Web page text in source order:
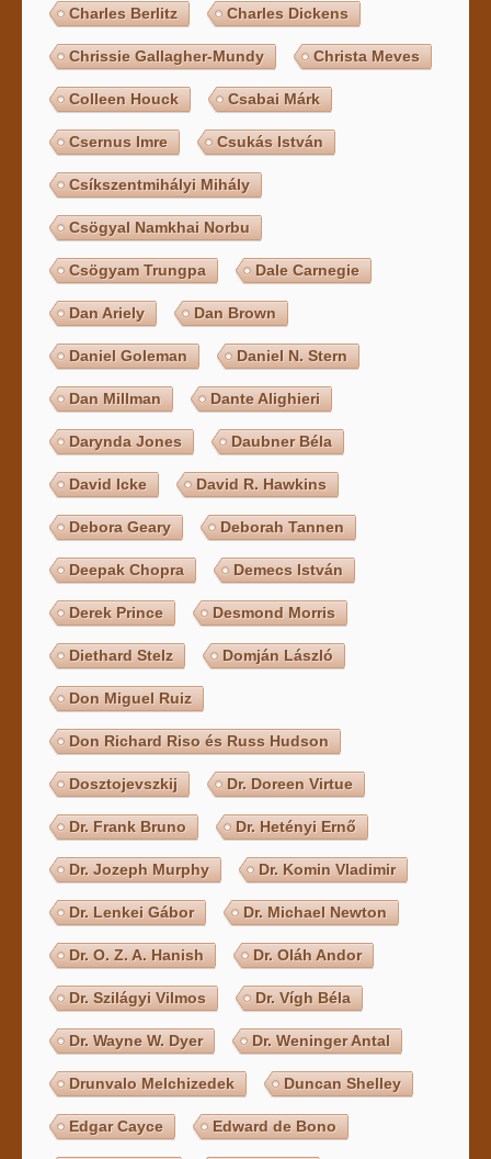
Charles Berlitz Charles Dickens
Chrissie Gallagher-Mundy Christa Meves
Colleen Houck Csabai Márk
Csernus Imre Csukás István
Csíkszentmihályi Mihály
Csögyal Namkhai Norbu
Csögyam Trungpa Dale Carnegie
Dan Ariely Dan Brown
Daniel Goleman Daniel N. Stern
Dan Millman Dante Alighieri
Darynda Jones Daubner Béla
David Icke David R. Hawkins
Debora Geary Deborah Tannen
Deepak Chopra Demecs István
Derek Prince Desmond Morris
Diethard Stelz Domján László
Don Miguel Ruiz
Don Richard Riso és Russ Hudson
Dosztojevszkij Dr. Doreen Virtue
Dr. Frank Bruno Dr. Hetényi Ernő
Dr. Jozeph Murphy Dr. Komin Vladimir
Dr. Lenkei Gábor Dr. Michael Newton
Dr. O. Z. A. Hanish Dr. Oláh Andor
Dr. Szilágyi Vilmos Dr. Vígh Béla
Dr. Wayne W. Dyer Dr. Weninger Antal
Drunvalo Melchizedek Duncan Shelley
Edgar Cayce Edward de Bono